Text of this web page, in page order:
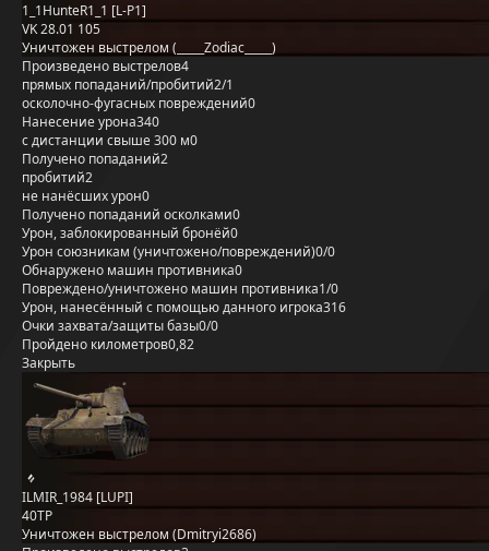
1_1HunteR1_1 [L-P1]
VK 28.01 105
Уничтожен выстрелом (_____Zodiac_____)
Произведено выстрелов4
прямых попаданий/пробитий2/1
осколочно-фугасных повреждений0
Нанесение урона340
с дистанции свыше 300 м0
Получено попаданий2
пробитий2
не нанёсших урон0
Получено попаданий осколками0
Урон, заблокированный бронёй0
Урон союзникам (уничтожено/повреждений)0/0
Обнаружено машин противника0
Повреждено/уничтожено машин противника1/0
Урон, нанесённый с помощью данного игрока316
Очки захвата/защиты базы0/0
Пройдено километров0,82
Закрыть
ILMIR_1984 [LUPI]
40TP
Уничтожен выстрелом (Dmitryi2686)